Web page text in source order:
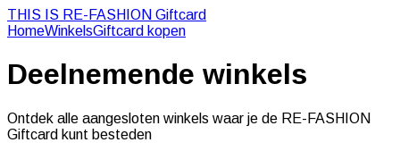
THIS IS RE-FASHION Giftcard
HomeWinkelsGiftcard kopen
Deelnemende winkels
Ontdek alle aangesloten winkels waar je de RE-FASHION
Giftcard kunt besteden